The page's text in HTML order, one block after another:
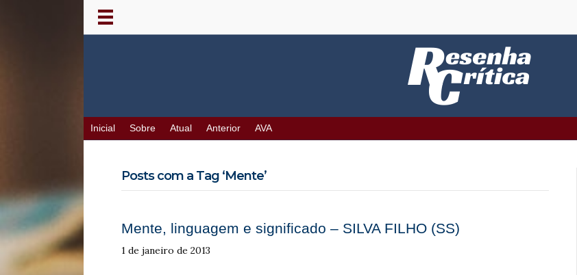
Inicial Sobre Atual Anterior AVA
Posts com a Tag ‘Mente’
Mente, linguagem e significado – SILVA FILHO (SS)
1 de janeiro de 2013